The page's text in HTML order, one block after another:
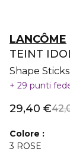
LANCÔME
TEINT
Shape
29 punti
29,40 €
Colore
3 ROSE